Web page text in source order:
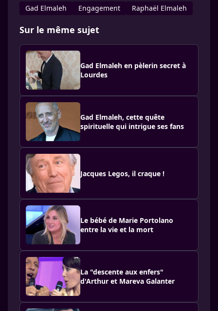
Gad Elmaleh
Engagement Raphaël Elmaleh
Sur le même sujet
Gad Elmaleh en pèlerin secret à
Lourdes
Gad Elmaleh, cette quête
spirituelle qui intrigue ses fans
Jacques Legos, il craque !
Le bébé de Marie Portolano
entre la vie et la mort
La "descente aux enfers"
d'Arthur et Mareva Galanter